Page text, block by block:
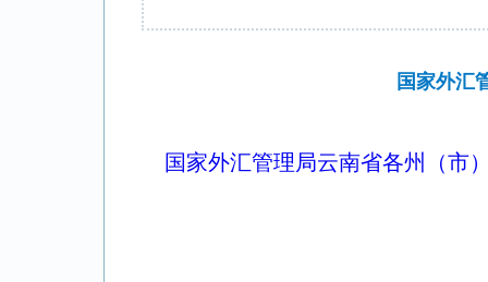
国家外汇
国家外汇管理局云南省各州（市